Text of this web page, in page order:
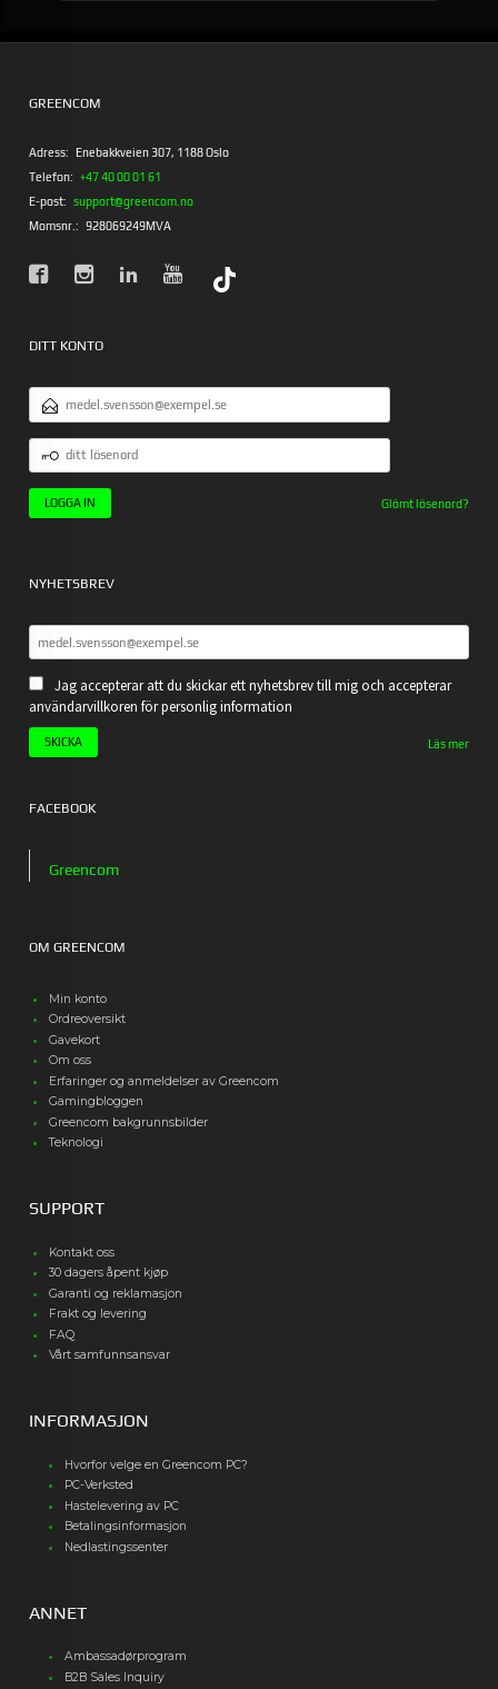
GREENCOM
Adress: Enebakkveien 307, 1188 Oslo
Telefon: +47 40 00 01 61
E-post: support@greencom.no
Momsnr.: 928069249MVA
DITT KONTO
POSTADRESS
DITT
LÖSENORD
Glömt lösenord?
NYHETSBREV
Jag accepterar att du skickar ett nyhetsbrev till mig och accepterar
användarvillkoren för personlig information
Läs mer
FACEBOOK
Greencom
OM GREENCOM
Min konto
Ordreoversikt
Gavekort
Om oss
Erfaringer og anmeldelser av Greencom
Gamingbloggen
Greencom bakgrunnsbilder
Teknologi
SUPPORT
Kontakt oss
30 dagers åpent kjøp
Garanti og reklamasjon
Frakt og levering
FAQ
Vårt samfunnsansvar
INFORMASJON
Hvorfor velge en Greencom PC?
PC-Verksted
Hastelevering av PC
Betalingsinformasjon
Nedlastingssenter
ANNET
Ambassadørprogram
B2B Sales Inquiry